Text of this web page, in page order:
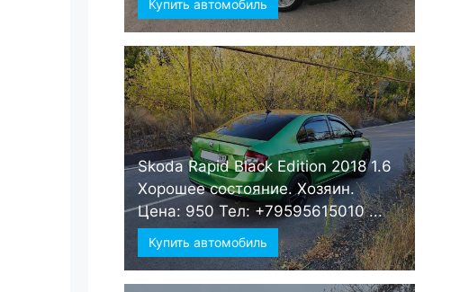
Купить автомобиль
Skoda Rapid Black Edition 2018 1.6
Хорошее состояние. Хозяин.
Цена: 950 Тел: +79595615010 ...
Купить автомобиль